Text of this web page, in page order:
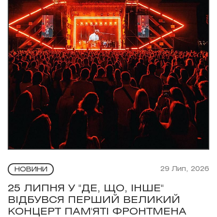
НОВИНИ 29 Лип, 2026
25 ЛИПНЯ У "ДЕ, ЩО, ІНШЕ"
ВІДБУВСЯ ПЕРШИЙ ВЕЛИКИЙ
КОНЦЕРТ ПАМ'ЯТІ ФРОНТМЕНА